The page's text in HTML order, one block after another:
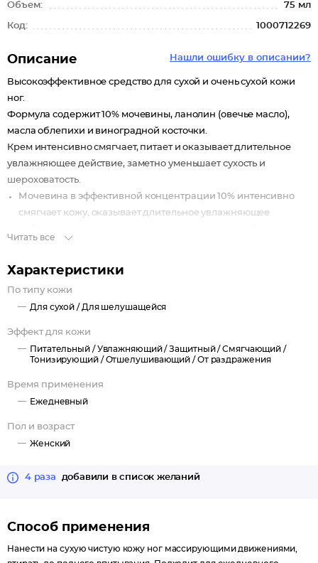
Объем: 75 мл
Код: 1000712269
Нашли ошибку в описании?
Описание
Высокоэффективное средство для сухой и очень сухой кожи
ног.
Формула содержит 10% мочевины, ланолин (овечье масло),
масла облепихи и виноградной косточки.
Крем интенсивно смягчает, питает и оказывает длительное
увлажняющее действие, заметно уменьшает сухость и
шероховатость.
Мочевина в эффективной концентрации 10% интенсивно
смягчает кожу, оказывает длительное увлажняющее
кожей.
Увлажняет, защищает и смягчает кожу, предохраняет её от
Бетаин оказывает комплексное действие по уходу за кожей,
интенсивно увлажняет, смягчает и снимает покраснения и
Масла облепихи и виноградной косточки насыщают
эпидермис необходимыми витаминами и влагой, повышают
Читать все
Характеристики
По типу кожи
Для сухой / Для шелушащейся
Эффект для кожи
Питательный /Увлажняющий /Защитный /Смягчающий /
Тонизирующий /Отшелушивающий /От раздражения
Время применения
Ежедневный
Пол и возраст
Женский
4 раза добавили в список желаний
Способ применения
Нанести на сухую чистую кожу ног массирующими движениями,